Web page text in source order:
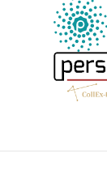
Menu